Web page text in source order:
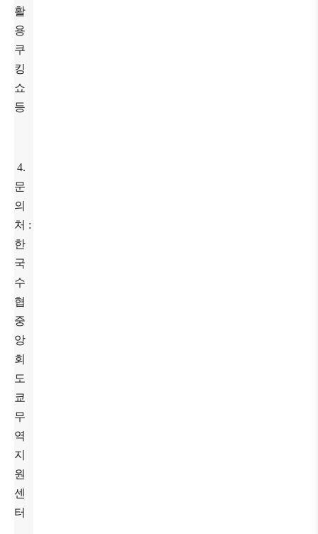
활
용
쿠
킹
쇼
등
4.
문
의
처 :
한
국
수
협
중
앙
회
도
쿄
무
역
지
원
센
터